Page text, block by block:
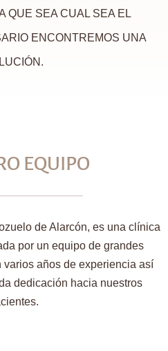
QUE SEA CUAL SEA EL
ENCONTREMOS UNA
EQUIPO
de Alarcón, es una clínica
por un equipo de grandes
años de experiencia así
dedicación hacia nuestros